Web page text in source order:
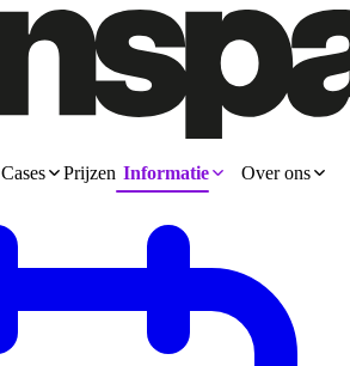
Cases Prijzen Informatie Over ons